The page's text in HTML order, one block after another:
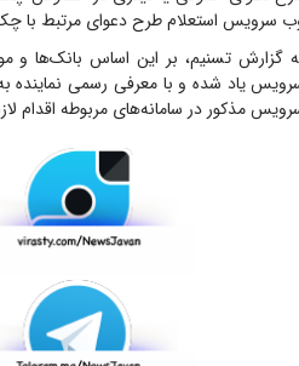
سرویس استعلام طرح دعوای مرتبط با
گزارش تسنیم، بر این اساس بانک‌ها و
یاد شده و با معرفی رسمی نماینده
مذکور در سامانه‌های مربوطه اقدام